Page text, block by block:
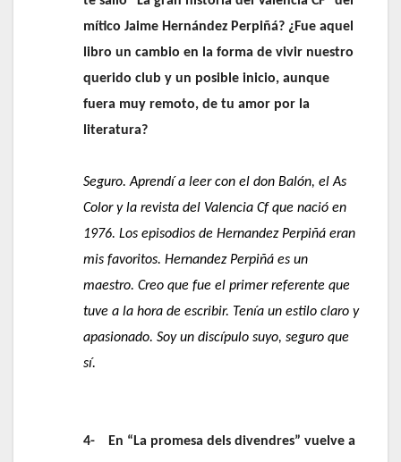
mítico Jaime Hernández Perpiñá? ¿Fue aquel
libro un cambio en la forma de vivir nuestro
querido club y un posible inicio, aunque
fuera muy remoto, de tu amor por la
literatura?
Seguro. Aprendí a leer con el don Balón, el As
Color y la revista del Valencia Cf que nació en
1976. Los episodios de Hernandez Perpiñá eran
mis favoritos. Hernandez Perpiñá es un
maestro. Creo que fue el primer referente que
tuve a la hora de escribir. Tenía un estilo claro y
apasionado. Soy un discípulo suyo, seguro que
sí.
4-
En “La promesa dels divendres” vuelve a